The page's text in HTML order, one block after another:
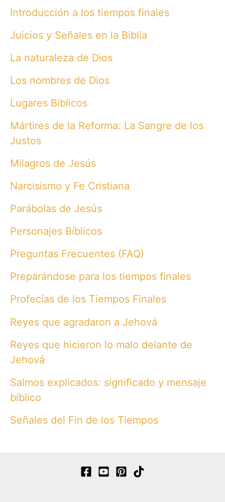
Introducción a los tiempos finales
Juicios y Señales en la Biblia
La naturaleza de Dios
Los nombres de Dios
Lugares Bíblicos
Mártires de la Reforma: La Sangre de los
Justos
Milagros de Jesús
Narcisismo y Fe Cristiana
Parábolas de Jesús
Personajes Bíblicos
Preguntas Frecuentes (FAQ)
Preparándose para los tiempos finales
Profecías de los Tiempos Finales
Reyes que agradaron a Jehová
Reyes que hicieron lo malo delante de
Jehová
Salmos explicados: significado y mensaje
bíblico
Señales del Fin de los Tiempos